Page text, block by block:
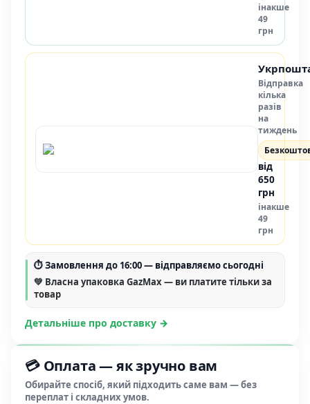
інакше
49
грн
Відправка
кілька
разів
на
тиждень
від
650
грн
інакше
49
грн
⏱Замовлення до 16:00— відправляємо сьогодні
💚 Власна упаковка GazMax — ви платите тільки за
товар
Детальніше про доставку →
💳 Оплата — як зручно вам
Обирайте спосіб, який підходить саме вам — без
переплат і складних умов.